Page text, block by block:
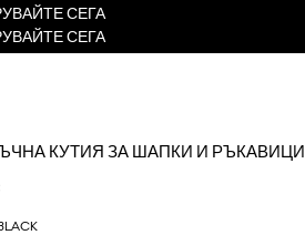
СЕГА
СЕГА
КУТИЯ ЗА ШАПКИ И РЪКАВИЦИ